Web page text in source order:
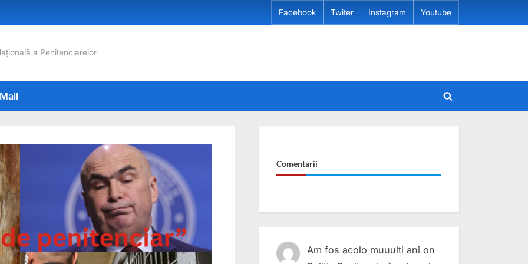
Facebook Twiter Instagram Youtube
a Penitenciarelor
Mail
Toggle
Comentarii
Am fos acolo muuulti ani on